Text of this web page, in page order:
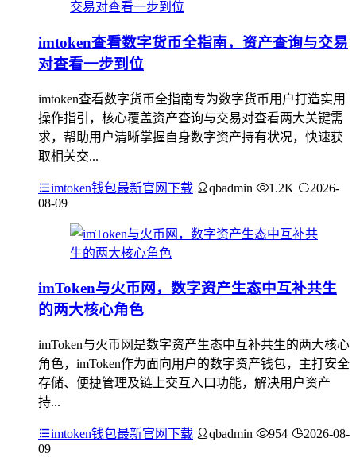
imtoken查看数字货币全指南，资产查询与交易
对查看一步到位
imtoken查看数字货币全指南专为数字货币用户打造实用
操作指引，核心覆盖资产查询与交易对查看两大关键需
求，帮助用户清晰掌握自身数字资产持有状况，快速获
取相关交...
imtoken钱包最新官网下载 qbadmin 1.2K
2026-
08-09
imToken与火币网，数字资产生态中互补共生
的两大核心角色
imToken与火币网是数字资产生态中互补共生的两大核心
角色，imToken作为面向用户的数字资产钱包，主打安全
存储、便捷管理及链上交互入口功能，解决用户资产
持...
imtoken钱包最新官网下载 qbadmin 954
2026-08-
09